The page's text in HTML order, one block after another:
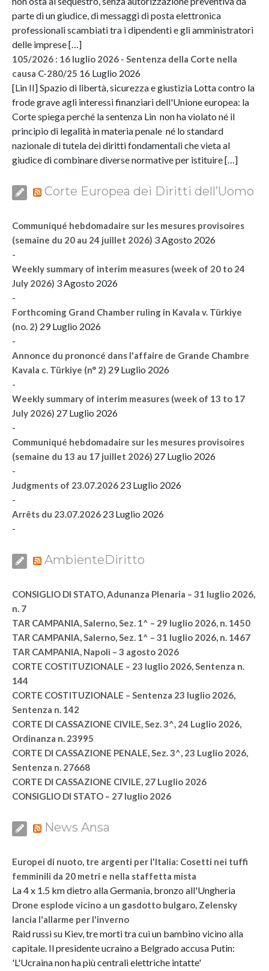
parte di un giudice, di messaggi di posta elettronica
professionali scambiati tra i dipendenti e gli amministratori
delle imprese […]
105/2026 : 16 luglio 2026 - Sentenza della Corte nella
causa C-280/25 16 Luglio 2026
[Lin II] Spazio di libertà, sicurezza e giustizia Lotta contro la
frode grave agli interessi finanziari dell'Unione europea: la
Corte spiega perché la sentenza Lin non ha violato né il
principio di legalità in materia penale né lo standard
nazionale di tutela dei diritti fondamentali che vieta al
giudice di combinare diverse normative per istituire […]
Corte Europea dei Diritti dell’Uomo
Communiqué hebdomadaire sur les mesures provisoires
(semaine du 20 au 24 juillet 2026) 3 Agosto 2026
-
Weekly summary of interim measures (week of 20 to 24
July 2026) 3 Agosto 2026
-
Forthcoming Grand Chamber ruling in Kavala v. Türkiye
(no. 2) 29 Luglio 2026
-
Annonce du prononcé dans l'affaire de Grande Chambre
Kavala c. Türkiye (n° 2) 29 Luglio 2026
-
Weekly summary of interim measures (week of 13 to 17
July 2026) 27 Luglio 2026
-
Communiqué hebdomadaire sur les mesures provisoires
(semaine du 13 au 17 juillet 2026) 27 Luglio 2026
-
Judgments of 23.07.2026 23 Luglio 2026
-
Arrêts du 23.07.2026 23 Luglio 2026
-
AmbienteDiritto
CONSIGLIO DI STATO, Adunanza Plenaria – 31 luglio 2026,
n. 7
TAR CAMPANIA, Salerno, Sez. 1^ – 29 luglio 2026, n. 1450
TAR CAMPANIA, Salerno, Sez. 1^ – 31 luglio 2026, n. 1467
TAR CAMPANIA, Napoli – 3 agosto 2026
CORTE COSTITUZIONALE – 23 luglio 2026, Sentenza n.
144
CORTE COSTITUZIONALE – Sentenza 23 luglio 2026,
Sentenza n. 142
CORTE DI CASSAZIONE CIVILE, Sez. 3^, 24 Luglio 2026,
Ordinanza n. 23995
CORTE DI CASSAZIONE PENALE, Sez. 3^, 23 Luglio 2026,
Sentenza n. 27668
CORTE DI CASSAZIONE CIVILE, 27 Luglio 2026
CONSIGLIO DI STATO – 27 luglio 2026
News Ansa
Europei di nuoto, tre argenti per l'Italia: Cosetti nei tuffi
femminili da 20 metri e nella staffetta mista
La 4 x 1.5 km dietro alla Germania, bronzo all'Ungheria
Drone esplode vicino a un gasdotto bulgaro, Zelensky
lancia l'allarme per l'inverno
Raid russi su Kiev, tre morti tra cui un bambino vicino alla
capitale. Il presidente ucraino a Belgrado accusa Putin:
'L'Ucraina non ha più centrali elettriche intatte'